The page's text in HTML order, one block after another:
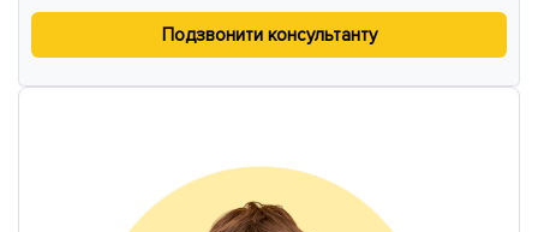
Подзвонити консультанту